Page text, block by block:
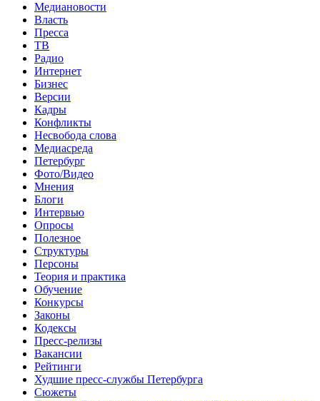
Медиановости
Власть
Пресса
ТВ
Радио
Интернет
Бизнес
Версии
Кадры
Конфликты
Несвобода слова
Медиасреда
Петербург
Фото/Видео
Мнения
Блоги
Интервью
Опросы
Полезное
Структуры
Персоны
Теория и практика
Обучение
Конкурсы
Законы
Кодексы
Пресс-релизы
Вакансии
Рейтинги
Худшие пресс-службы Петербурга
Сюжеты